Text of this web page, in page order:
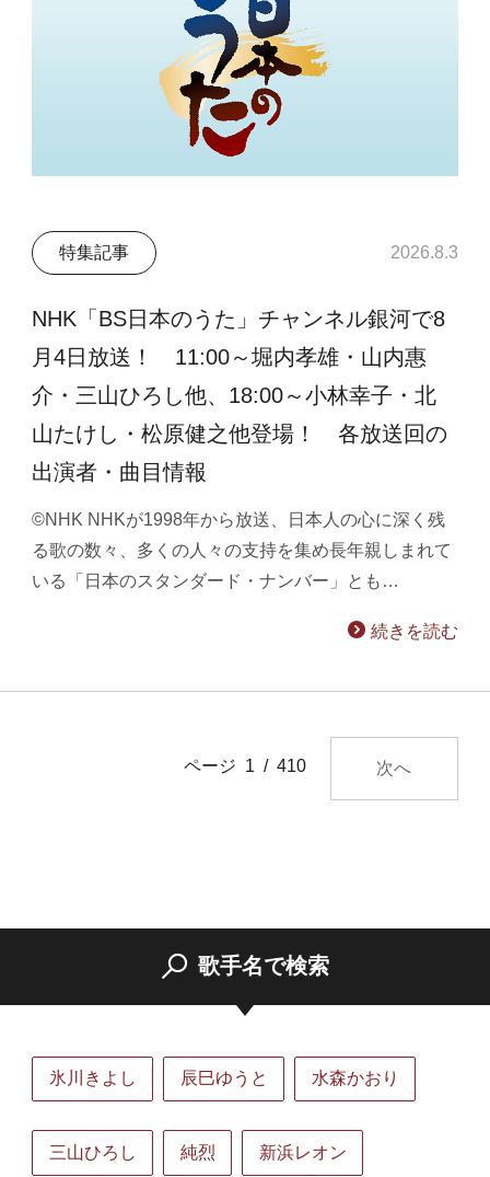
特集記事 2026.8.3
NHK「BS日本のうた」チャンネル銀河で8
月4日放送！ 11:00～堀内孝雄・山内惠
介・三山ひろし他、18:00～小林幸子・北
山たけし・松原健之他登場！ 各放送回の
出演者・曲目情報
©NHK NHKが1998年から放送、日本人の心に深く残
る歌の数々、多くの人々の支持を集め長年親しまれて
いる「日本のスタンダード・ナンバー」とも…
続きを読む
ページ 1 / 410 次へ
歌手名で検索
氷川きよし 辰巳ゆうと 水森かおり
三山ひろし 純烈 新浜レオン